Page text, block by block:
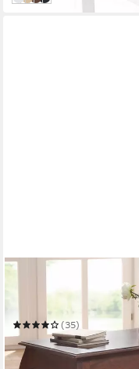
OTTO HOME
(35)
ab 150,89 € UVP299,99 €
-50%